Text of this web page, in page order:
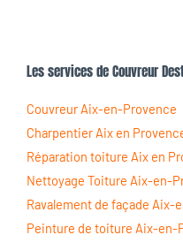
Les services de Couvreur
Couvreur Aix-en-Provence
Charpentier Aix en
Réparation toiture Aix en
Nettoyage Toiture Aix-en-
Ravalement de façade Aix-
Peinture de toiture Aix-en-